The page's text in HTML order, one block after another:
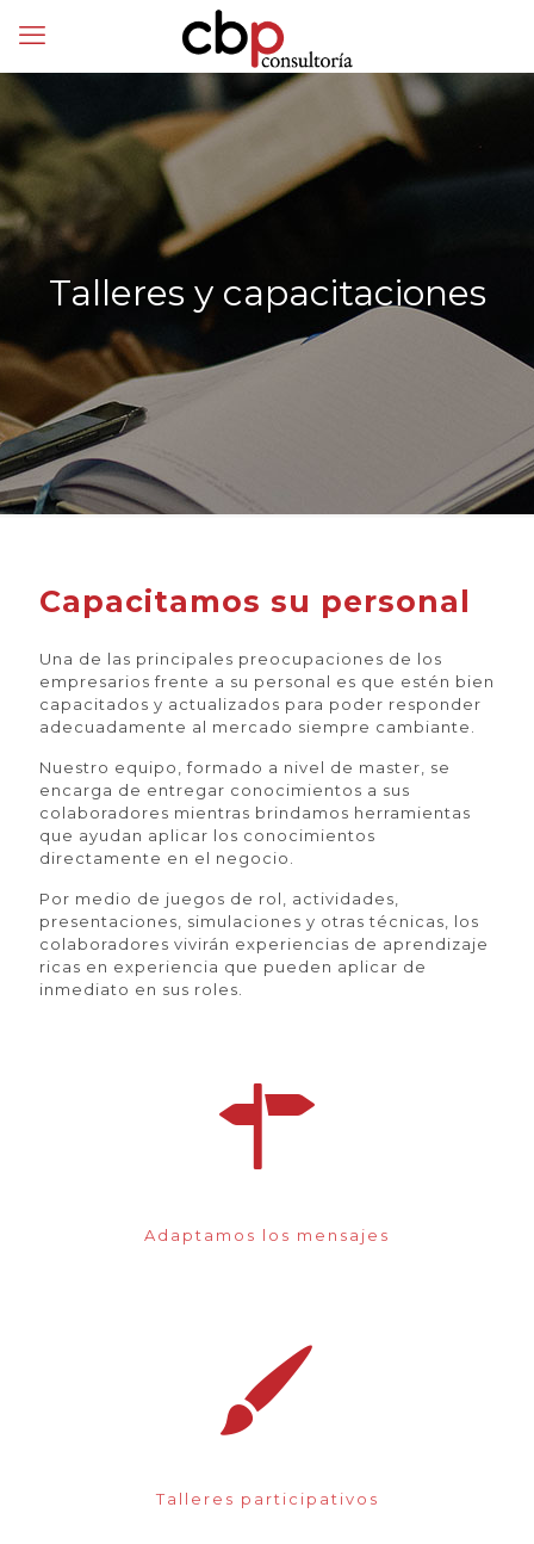
Talleres y capacitaciones
Capacitamos su personal
Una de las principales preocupaciones de los
empresarios frente a su personal es que estén bien
capacitados y actualizados para poder responder
adecuadamente al mercado siempre cambiante.
Nuestro equipo, formado a nivel de master, se
encarga de entregar conocimientos a sus
colaboradores mientras brindamos herramientas
que ayudan aplicar los conocimientos
directamente en el negocio.
Por medio de juegos de rol, actividades,
presentaciones, simulaciones y otras técnicas, los
colaboradores vivirán experiencias de aprendizaje
ricas en experiencia que pueden aplicar de
inmediato en sus roles.
Adaptamos los mensajes
Talleres participativos